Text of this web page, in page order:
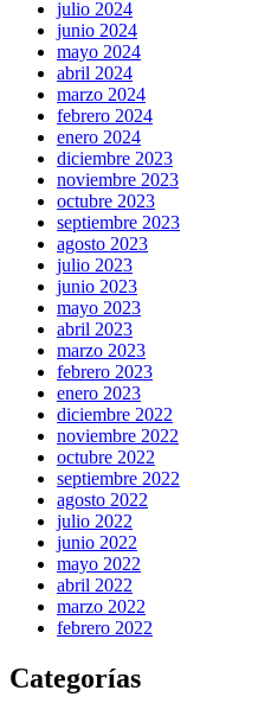
julio 2024
junio 2024
mayo 2024
abril 2024
marzo 2024
febrero 2024
enero 2024
diciembre 2023
noviembre 2023
octubre 2023
septiembre 2023
agosto 2023
julio 2023
junio 2023
mayo 2023
abril 2023
marzo 2023
febrero 2023
enero 2023
diciembre 2022
noviembre 2022
octubre 2022
septiembre 2022
agosto 2022
julio 2022
junio 2022
mayo 2022
abril 2022
marzo 2022
febrero 2022
Categorías